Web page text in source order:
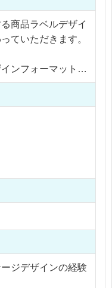
商品ラベルデザイ
ていただきます。
ンフォーマットに
インとなります
制作、デザイン制
のサイズ調整、差
ン提案～データ納
ます。
カップ容器デザイ
店内調理商品、包
ジデザインの経験